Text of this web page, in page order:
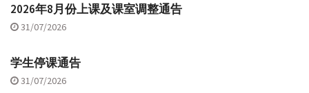
2026年8月份上课及课室调整通告
31/07/2026
学生停课通告
31/07/2026